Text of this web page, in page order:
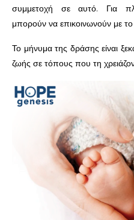
συμμετοχή σε αυτό. Για
μπορούν να επικοινωνούν με
Το μήνυμα της δράσης είναι
ζωής σε τόπους που τη